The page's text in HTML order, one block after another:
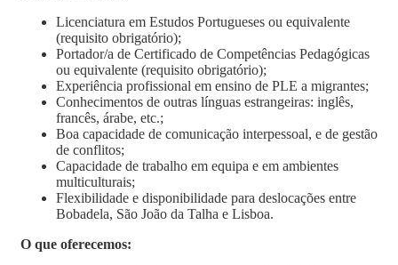
Licenciatura em Estudos Portugueses ou equivalente
(requisito obrigatório);
Portador/a de Certificado de Competências Pedagógicas
ou equivalente (requisito obrigatório);
Experiência profissional em ensino de PLE a migrantes;
Conhecimentos de outras línguas estrangeiras: inglês,
francês, árabe, etc.;
Boa capacidade de comunicação interpessoal, e de gestão
de conflitos;
Capacidade de trabalho em equipa e em ambientes
multiculturais;
Flexibilidade e disponibilidade para deslocações entre
Bobadela, São João da Talha e Lisboa.
O que oferecemos: